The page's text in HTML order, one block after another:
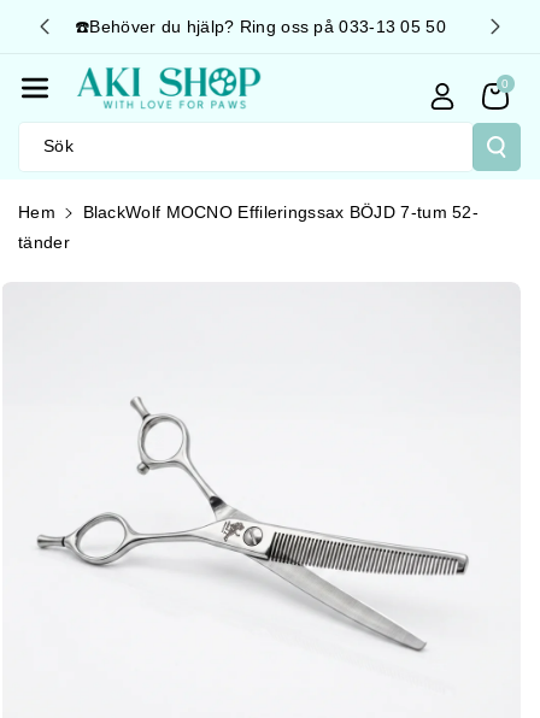
Ill Innehåll
13 05 50 🚛 Snabb leverans 📦 Fraktfritt över 499kr
Sök
0
Hem
BlackWolf MOCNO Effileringssax BÖJD 7-tum 52-
tänder
Vidare Till